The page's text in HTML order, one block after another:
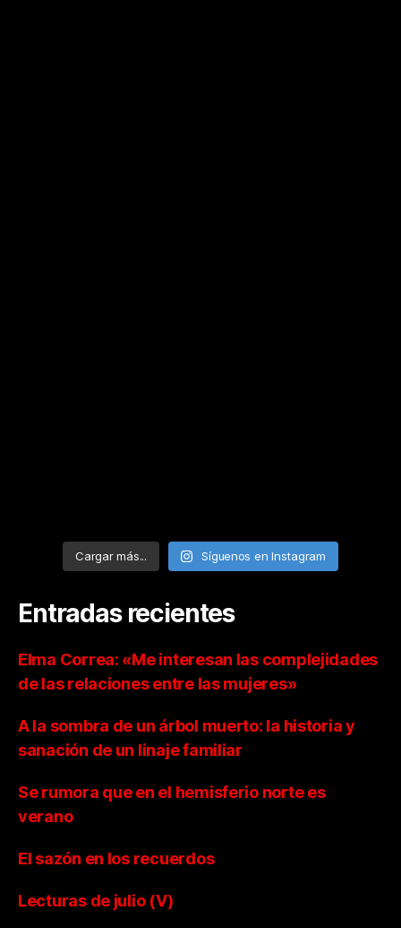
Cargar más... Síguenos en Instagram
Entradas recientes
Elma Correa: «Me interesan las complejidades
de las relaciones entre las mujeres»
A la sombra de un árbol muerto: la historia y
sanación de un linaje familiar
Se rumora que en el hemisferio norte es
verano
El sazón en los recuerdos
Lecturas de julio (V)